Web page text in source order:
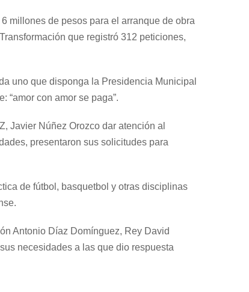
millones de pesos para el arranque de obra
que registró 312 peticiones,
uno que disponga la Presidencia Municipal
“amor con amor se paga”.
Javier Núñez Orozco dar atención al
presentaron sus solicitudes para
de fútbol, basquetbol y otras disciplinas
Antonio Díaz Domínguez, Rey David
necesidades a las que dio respuesta